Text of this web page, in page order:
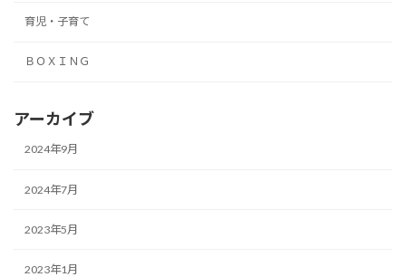
育児・子育て
ＢＯＸＩＮＧ
アーカイブ
2024年9月
2024年7月
2023年5月
2023年1月